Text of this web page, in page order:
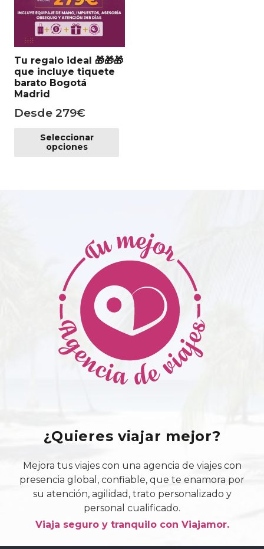
Tu regalo ideal 🎁​🎁​🎁​
que incluye tiquete
barato Bogotá
Madrid
Desde 279€
Seleccionar
opciones
pueden
elegir
página
de
producto
¿Quieres viajar mejor?
Mejora tus viajes con una agencia de viajes con
presencia global, confiable, que te enamora por
su atención, agilidad, trato personalizado y
personal cualificado.
Viaja seguro y tranquilo con Viajamor.